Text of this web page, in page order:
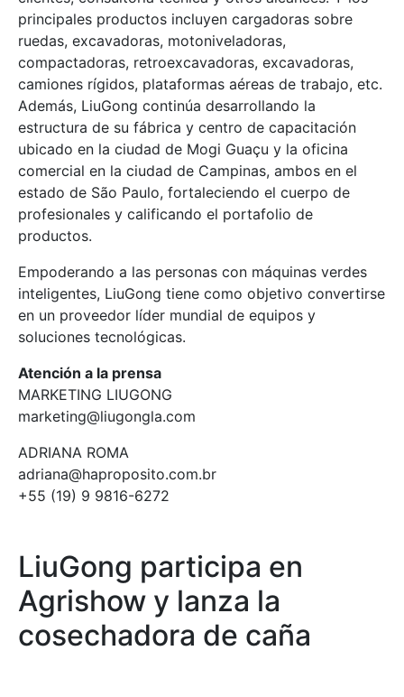
principales productos incluyen cargadoras sobre
ruedas, excavadoras, motoniveladoras,
compactadoras, retroexcavadoras, excavadoras,
camiones rígidos, plataformas aéreas de trabajo, etc.
Además, LiuGong continúa desarrollando la
estructura de su fábrica y centro de capacitación
ubicado en la ciudad de Mogi Guaçu y la oficina
comercial en la ciudad de Campinas, ambos en el
estado de São Paulo, fortaleciendo el cuerpo de
profesionales y calificando el portafolio de
productos.
Empoderando a las personas con máquinas verdes
inteligentes, LiuGong tiene como objetivo convertirse
en un proveedor líder mundial de equipos y
soluciones tecnológicas.
Atención a la prensa
MARKETING LIUGONG
marketing@liugongla.com
ADRIANA ROMA
adriana@haproposito.com.br
+55 (19) 9 9816-6272
LiuGong participa en
Agrishow y lanza la
cosechadora de caña